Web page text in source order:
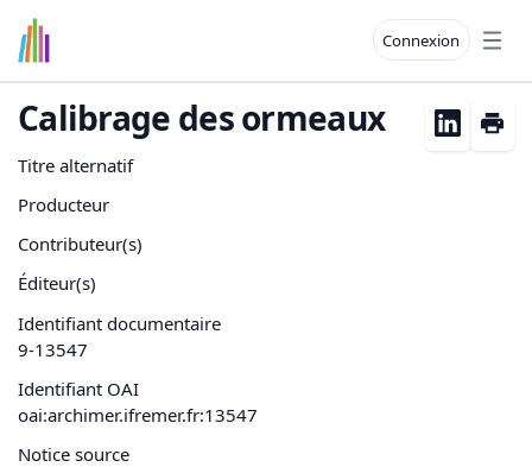
Connexion
Calibrage des ormeaux
Titre alternatif
Producteur
Contributeur(s)
Éditeur(s)
Identifiant documentaire
9-13547
Identifiant OAI
oai:archimer.ifremer.fr:13547
Notice source